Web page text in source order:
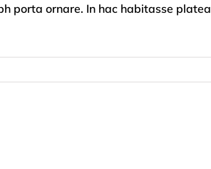
porta ornare. In hac habitasse platea